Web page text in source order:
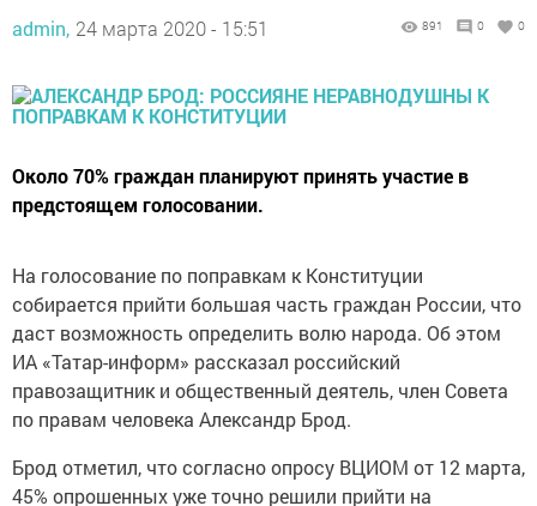
admin, 24 марта 2020 - 15:51 891 0 0
Около 70% граждан планируют принять участие в
предстоящем голосовании.
На голосование по поправкам к Конституции
собирается прийти большая часть граждан России, что
даст возможность определить волю народа. Об этом
ИА «Татар-информ» рассказал российский
правозащитник и общественный деятель, член Совета
по правам человека Александр Брод.
Брод отметил, что согласно опросу ВЦИОМ от 12 марта,
45% опрошенных уже точно решили прийти на